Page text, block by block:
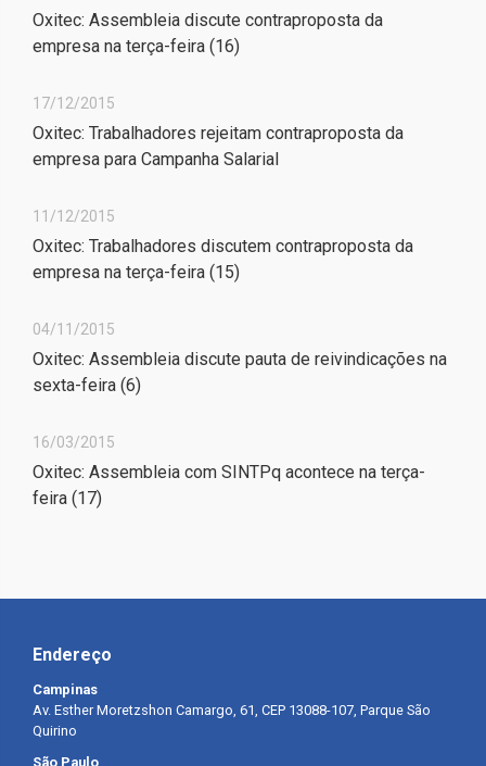
Oxitec: Assembleia discute contraproposta da
empresa na terça-feira (16)
17/12/2015
Oxitec: Trabalhadores rejeitam contraproposta da
empresa para Campanha Salarial
11/12/2015
Oxitec: Trabalhadores discutem contraproposta da
empresa na terça-feira (15)
04/11/2015
Oxitec: Assembleia discute pauta de reivindicações na
sexta-feira (6)
16/03/2015
Oxitec: Assembleia com SINTPq acontece na terça-
feira (17)
Endereço
Campinas
Av. Esther Moretzshon Camargo, 61, CEP 13088-107, Parque São
Quirino
São Paulo